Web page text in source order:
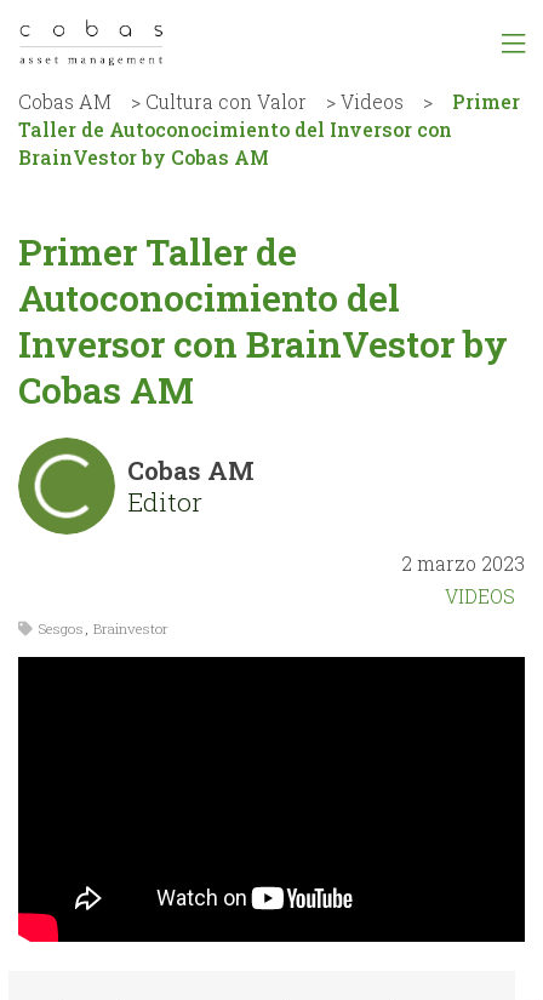
Cobas AM > Cultura con Valor >Videos >
Primer
Taller de Autoconocimiento del Inversor con
BrainVestor by Cobas AM
Primer Taller de
Autoconocimiento del
Inversor con BrainVestor by
Cobas AM
Cobas AM
Editor
2 marzo 2023
VIDEOS
Sesgos , Brainvestor